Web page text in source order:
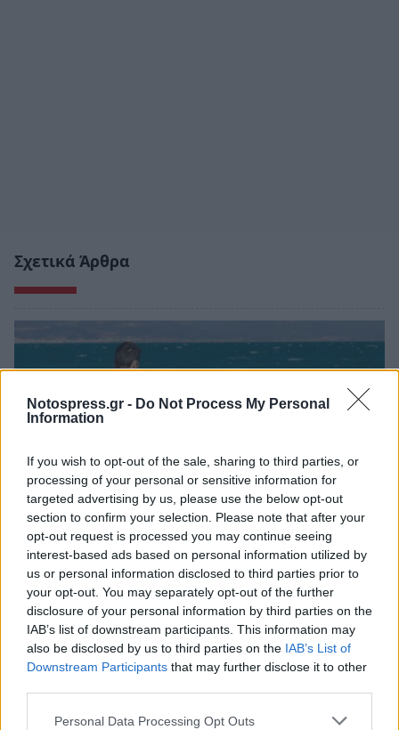
Notospress.gr - Do Not Process My Personal
Information
If you wish to opt-out of the sale, sharing to third parties, or
processing of your personal or sensitive information for
targeted advertising by us, please use the below opt-out
section to confirm your selection. Please note that after your
opt-out request is processed you may continue seeing
interest-based ads based on personal information utilized by
us or personal information disclosed to third parties prior to
your opt-out. You may separately opt-out of the further
disclosure of your personal information by third parties on the
IAB’s list of downstream participants. This information may
also be disclosed by us to third parties on the IAB’s List of
Downstream Participants that may further disclose it to other
Personal Data Processing Opt Outs
Σχετικά Άρθρα
Προσβάσιμες παραλίες για όλους στον Δήμο
Κορινθίων
20/06/2026 10:19